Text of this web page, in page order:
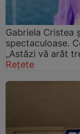
Gabriela Cristea
spectaculoase.
„Astăzi vă arăt
Rețete